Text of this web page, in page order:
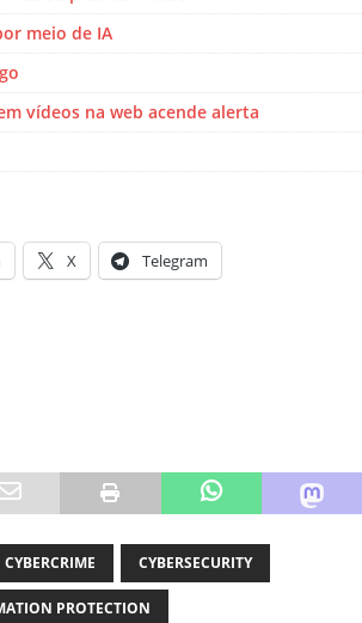
meio de IA
vídeos na web acende alerta
X Telegram
CYBERCRIME CYBERSECURITY
PROTECTION